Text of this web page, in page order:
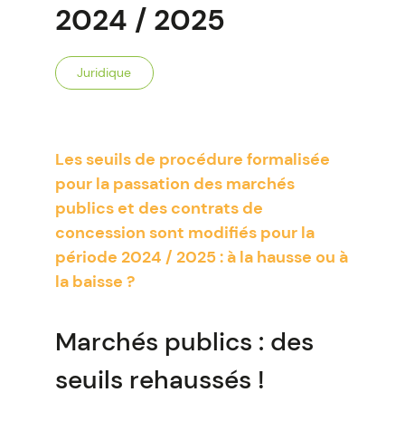
2024 / 2025
Juridique
Les seuils de procédure formalisée
pour la passation des marchés
publics et des contrats de
concession sont modifiés pour la
période 2024 / 2025 : à la hausse ou à
la baisse ?
Marchés publics : des
seuils rehaussés !